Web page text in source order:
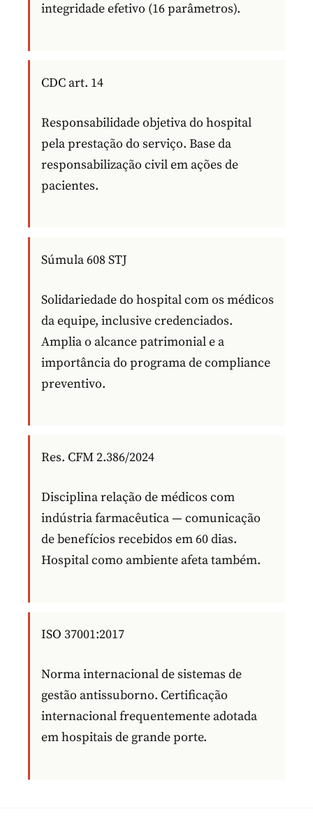
integridade efetivo (16 parâmetros).
CDC art. 14
Responsabilidade objetiva do hospital
pela prestação do serviço. Base da
responsabilização civil em ações de
pacientes.
Súmula 608 STJ
Solidariedade do hospital com os médicos
da equipe, inclusive credenciados.
Amplia o alcance patrimonial e a
importância do programa de compliance
preventivo.
Res. CFM 2.386/2024
Disciplina relação de médicos com
indústria farmacêutica — comunicação
de benefícios recebidos em 60 dias.
Hospital como ambiente afeta também.
ISO 37001:2017
Norma internacional de sistemas de
gestão antissuborno. Certificação
internacional frequentemente adotada
em hospitais de grande porte.